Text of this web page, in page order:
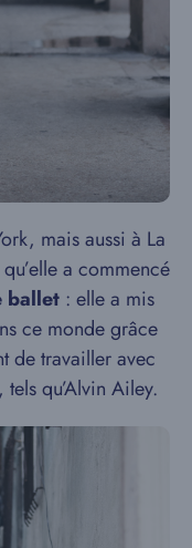
mais aussi à La
a commencé
ballet : elle a mis
ce monde grâce
de travailler avec
qu’Alvin Ailey.